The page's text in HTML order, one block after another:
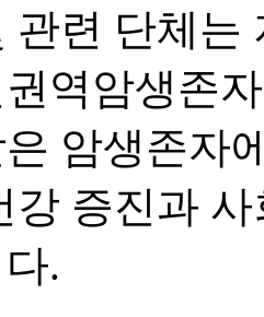
관련 단체는
역암생존
암생존자
강 증진과
.